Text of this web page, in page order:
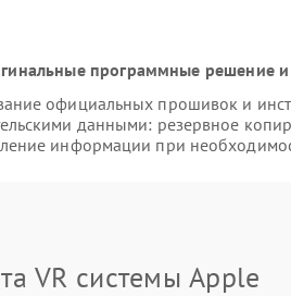
программные решение
официальных прошивок и
данными: резервное
информации при
VR системы Apple